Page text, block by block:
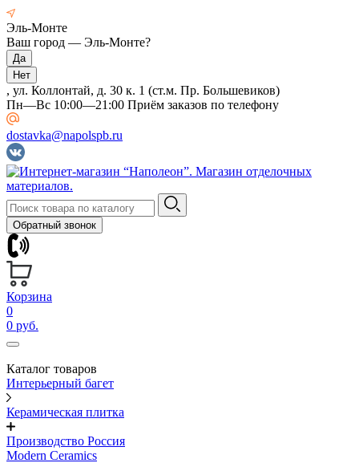
Эль-Монте
Ваш город — Эль-Монте?
, ул. Коллонтай, д. 30 к. 1 (ст.м. Пр. Большевиков)
Пн—Вс 10:00—21:00 Приём заказов по телефону
dostavka@napolspb.ru
Обратный звонок
Корзина
0
0 руб.
Каталог товаров
Интерьерный багет
Керамическая плитка
Производство Россия
Modern Ceramics